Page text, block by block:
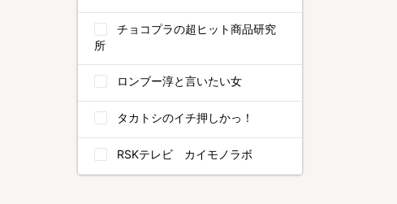
チョコプラの超ヒット商品研究
所
ロンブー淳と言いたい女
タカトシのイチ押しかっ！
RSKテレビ カイモノラボ